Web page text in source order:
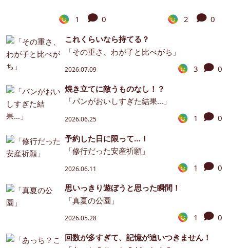
1 0 2
0
これくらいなら持てる？
「その重さ、わが子と比べがち」
2026.07.09 3
0
焼き立てに敵うものなし！？
「パンがおいしすぎた結果…」
2026.06.25 1
0
予約した日に限って…！
「修行だった安産祈願」
2026.06.11 1
0
思いっきり遊ぼうと思った瞬間！
「真夏の公園」
2026.05.28 1
0
回数が多すぎて、記憶が追いつきません！